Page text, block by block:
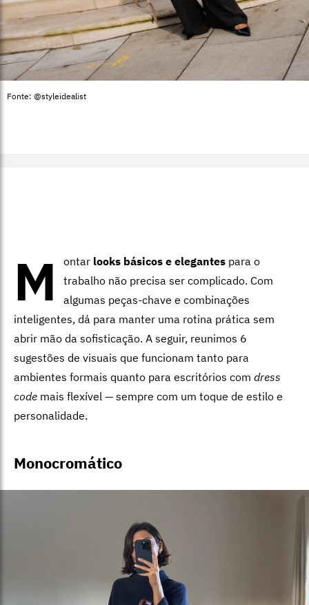
Fonte: @styleidealist
M ontar looks básicos e elegantes para o
trabalho não precisa ser complicado. Com
algumas peças-chave e combinações
inteligentes, dá para manter uma rotina prática sem
abrir mão da sofisticação. A seguir, reunimos 6
sugestões de visuais que funcionam tanto para
ambientes formais quanto para escritórios com dress
code mais flexível — sempre com um toque de estilo e
personalidade.
Monocromático